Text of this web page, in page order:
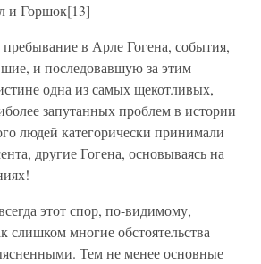
и Горшок[13]
в Арле Гогена, события,
и последовавшую за этим
одна из самых щекотливых,
запутанных проблем в истории
людей категорически принимали
другие Гогена, основываясь на
этот спор, по-видимому,
слишком многие обстоятельства
Тем не менее основные